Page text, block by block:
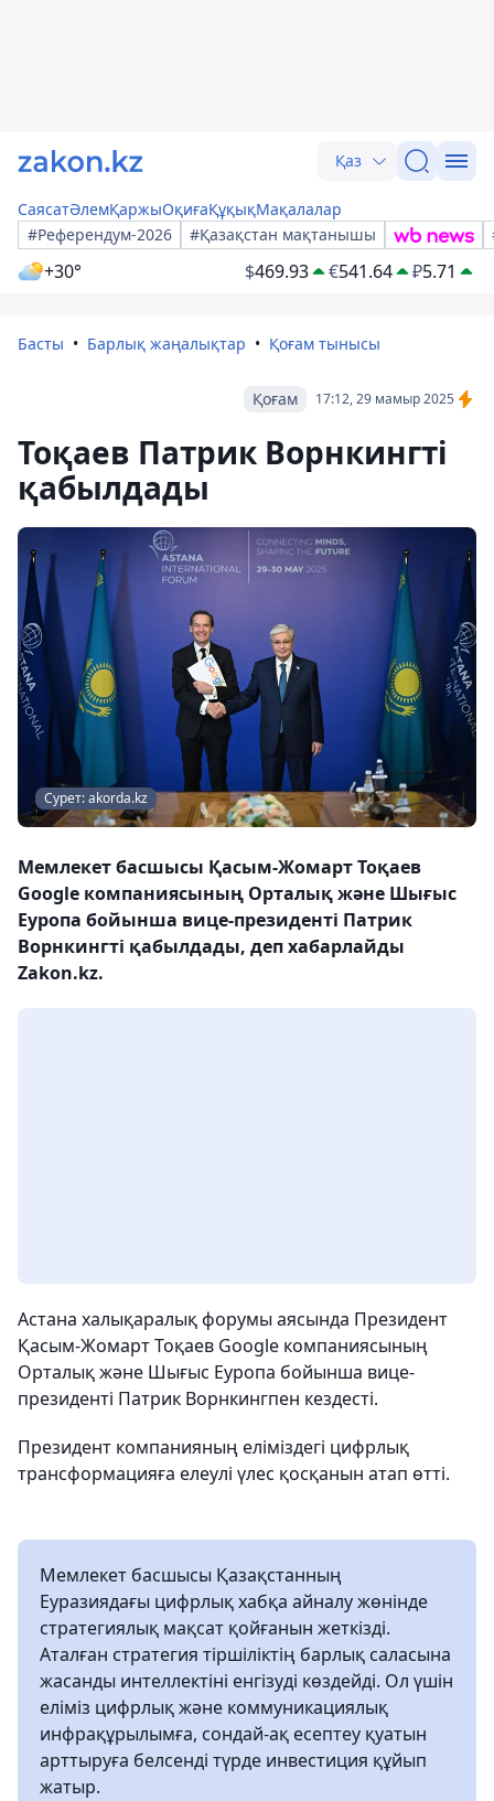
Қаз
СаясатӘлемҚаржыОқиғаҚұқықМақалалар
#Референдум-2026
#Қазақстан мақтанышы
+30° $469.93 €541.64 ₽5.71
Басты Барлық жаңалықтар Қоғам тынысы
17:12, 29 мамыр 2025
Қоғам
Тоқаев Патрик Ворнкингті
қабылдады
Сурет: akorda.kz
Мемлекет басшысы Қасым-Жомарт Тоқаев
Google компаниясының Орталық және Шығыс
Еуропа бойынша вице-президенті Патрик
Ворнкингті қабылдады, деп хабарлайды
Zakon.kz.
Астана халықаралық форумы аясында Президент
Қасым-Жомарт Тоқаев Google компаниясының
Орталық және Шығыс Еуропа бойынша вице-
президенті Патрик Ворнкингпен кездесті.
Президент компанияның еліміздегі цифрлық
трансформацияға елеулі үлес қосқанын атап өтті.
Мемлекет басшысы Қазақстанның
Еуразиядағы цифрлық хабқа айналу жөнінде
стратегиялық мақсат қойғанын жеткізді.
Аталған стратегия тіршіліктің барлық саласына
жасанды интеллектіні енгізуді көздейді. Ол үшін
еліміз цифрлық және коммуникациялық
инфрақұрылымға, сондай-ақ есептеу қуатын
арттыруға белсенді түрде инвестиция құйып
жатыр.